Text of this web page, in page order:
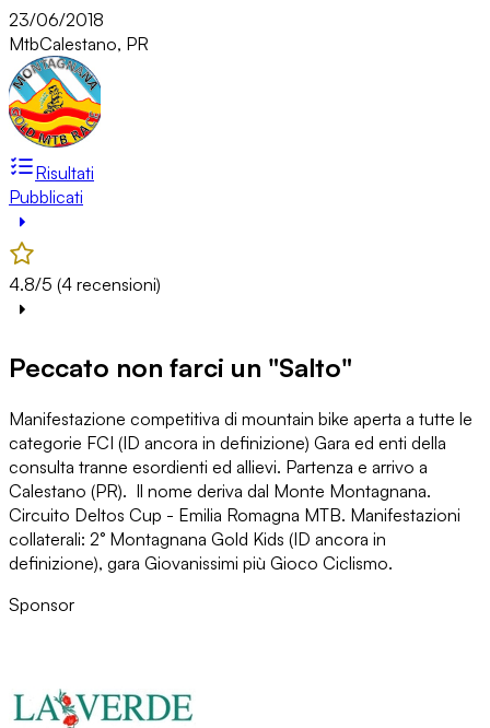
23/06/2018
MtbCalestano, PR
Risultati
Pubblicati
4.8/5 (4 recensioni)
Peccato non farci un "Salto"
Manifestazione competitiva di mountain bike aperta a tutte le
categorie FCI (ID ancora in definizione) Gara ed enti della
consulta tranne esordienti ed allievi. Partenza e arrivo a
Calestano (PR). Il nome deriva dal Monte Montagnana.
Circuito Deltos Cup - Emilia Romagna MTB. Manifestazioni
collaterali: 2° Montagnana Gold Kids (ID ancora in
definizione), gara Giovanissimi più Gioco Ciclismo.
Sponsor